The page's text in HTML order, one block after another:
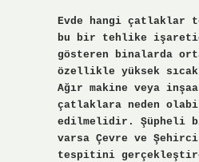
Evde hangi çatlaklar
bu bir tehlike
gösteren binalarda
özellikle yüksek
Ağır makine veya
çatlaklara neden
edilmelidir. Şüpheli
varsa Çevre ve
tespitini